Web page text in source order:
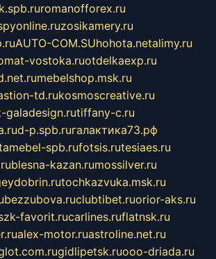
romanofforex.ru
zosikamery.ru
AUTO-COM.SUhohota.netalimy.ru
vostoka.ruotdelkaexp.ru
mebelshop.msk.ru
td.rukosmoscreative.ru
galadesign.rutiffany-c.ru
d-p.spb.ruгалактика73.рф
spb.rufotsis.rutesiaes.ru
blesna-kazan.rumossilver.ru
tochkazvuka.msk.ru
bezzubova.ruclubtibet.ruorior-aks.ru
favorit.rucarlines.ruflatnsk.ru
alex-motor.ruastroline.net.ru
gidlipetsk.ruooo-driada.ru